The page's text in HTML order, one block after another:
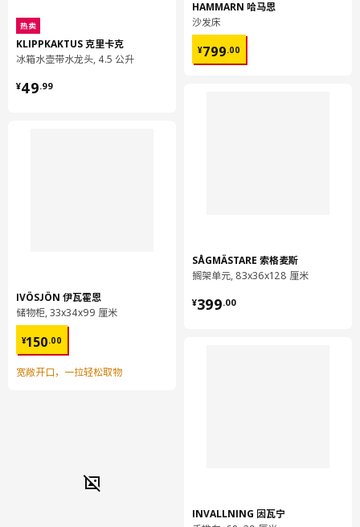
在KALLARP 卡勒普 厨房前板的制作中，我们特别注重品质感和可
持续的理念。这些产品具有耐磨的表面，采用了一部分再生塑料贴
膜制作，并且在生产中仅使用可再生能源，例如风能和木屑生物燃
料。每个小步骤加起来，为打造更可持续的厨房前板产生巨大助
热卖
KLIPPKAKTUS 克里卡克
冰箱水壶带水龙头, 4.5 公升
¥49.99
¥ 49.99
IVÖSJÖN 伊瓦霍恩
储物柜, 33x34x99 厘米
¥150.00
¥ 150.00
宽敞开口，一拉轻松取物
HAMMARN 哈马恩
沙发床
¥799.00
¥ 799.00
SÅGMÄSTARE 索格麦斯
搁架单元, 83x36x128 厘米
¥399.00
¥ 399.00
INVALLNING 因瓦宁